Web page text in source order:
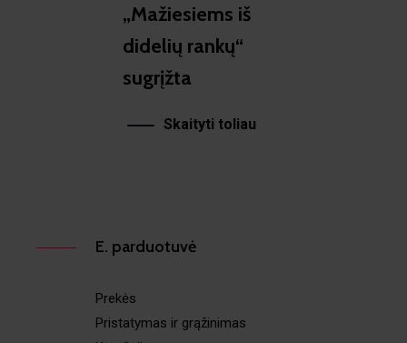
„Mažiesiems iš
didelių rankų“
sugrįžta
Skaityti toliau
E. parduotuvė
Prekės
Pristatymas ir grąžinimas